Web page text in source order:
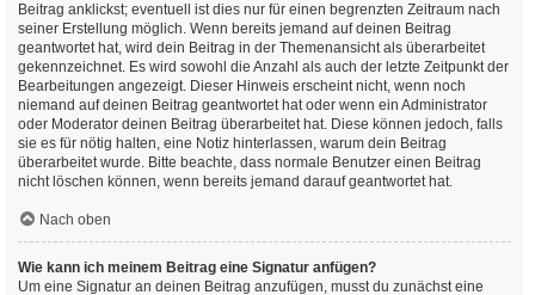
Beitrag anklickst; eventuell ist dies nur für einen begrenzten Zeitraum nach
seiner Erstellung möglich. Wenn bereits jemand auf deinen Beitrag
geantwortet hat, wird dein Beitrag in der Themenansicht als überarbeitet
gekennzeichnet. Es wird sowohl die Anzahl als auch der letzte Zeitpunkt der
Bearbeitungen angezeigt. Dieser Hinweis erscheint nicht, wenn noch
niemand auf deinen Beitrag geantwortet hat oder wenn ein Administrator
oder Moderator deinen Beitrag überarbeitet hat. Diese können jedoch, falls
sie es für nötig halten, eine Notiz hinterlassen, warum dein Beitrag
überarbeitet wurde. Bitte beachte, dass normale Benutzer einen Beitrag
nicht löschen können, wenn bereits jemand darauf geantwortet hat.
Nach oben
Wie kann ich meinem Beitrag eine Signatur anfügen?
Um eine Signatur an deinen Beitrag anzufügen, musst du zunächst eine